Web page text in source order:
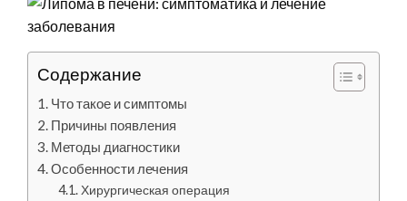
Содержание
Что такое и симптомы
Причины появления
Методы диагностики
Особенности лечения
Хирургическая операция